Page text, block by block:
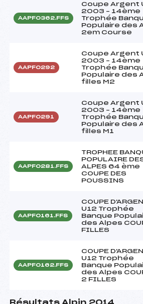
AAPF0362.FFS
Coupe Argent
2003 – 14ème
Trophée
Populaire des
2em Course
AAPF0292
Coupe Argent
2003 – 14ème
Trophée
Populaire des
filles M2
AAPF0291
Coupe Argent
2003 – 14ème
Trophée
Populaire des
filles M1
AAPF0281.FFS
TROPHEE
POPULAIRE
ALPES 64 ème
COUPE DES
POUSSINS
AAPF0161.FFS
COUPE
U12 Trophée
Banque
des Alpes
FILLES
AAPF0162.FFS
COUPE
U12 Trophée
Banque
des Alpes
2 FILLES